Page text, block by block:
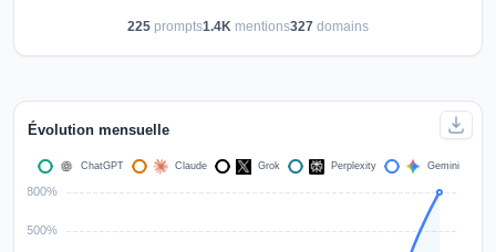
225 prompts1.4K mentions327 domains
Évolution mensuelle